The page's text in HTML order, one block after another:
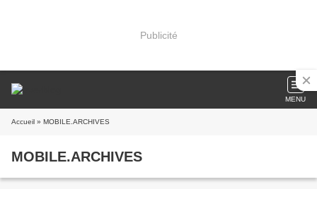
Publicité
MENU
Accueil » MOBILE.ARCHIVES
MOBILE.ARCHIVES